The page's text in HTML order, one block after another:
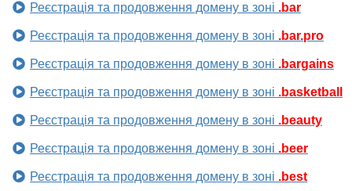
Реєстрація та продовження домену в зоні .bar
Реєстрація та продовження домену в зоні .bar.pro
Реєстрація та продовження домену в зоні .bargains
Реєстрація та продовження домену в зоні .basketball
Реєстрація та продовження домену в зоні .beauty
Реєстрація та продовження домену в зоні .beer
Реєстрація та продовження домену в зоні .best